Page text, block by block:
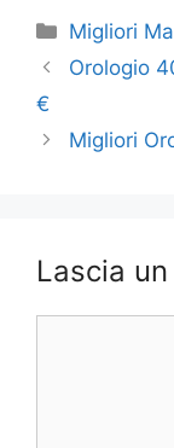
Categorie
Migliori
Orologio
€
Migliori
Lascia